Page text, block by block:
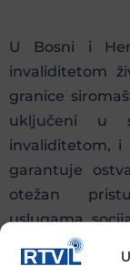
U Bosni i
invaliditetom
granice
uključeni u
invaliditetom, i
garantuje
otežan
uslugama
pravima koja